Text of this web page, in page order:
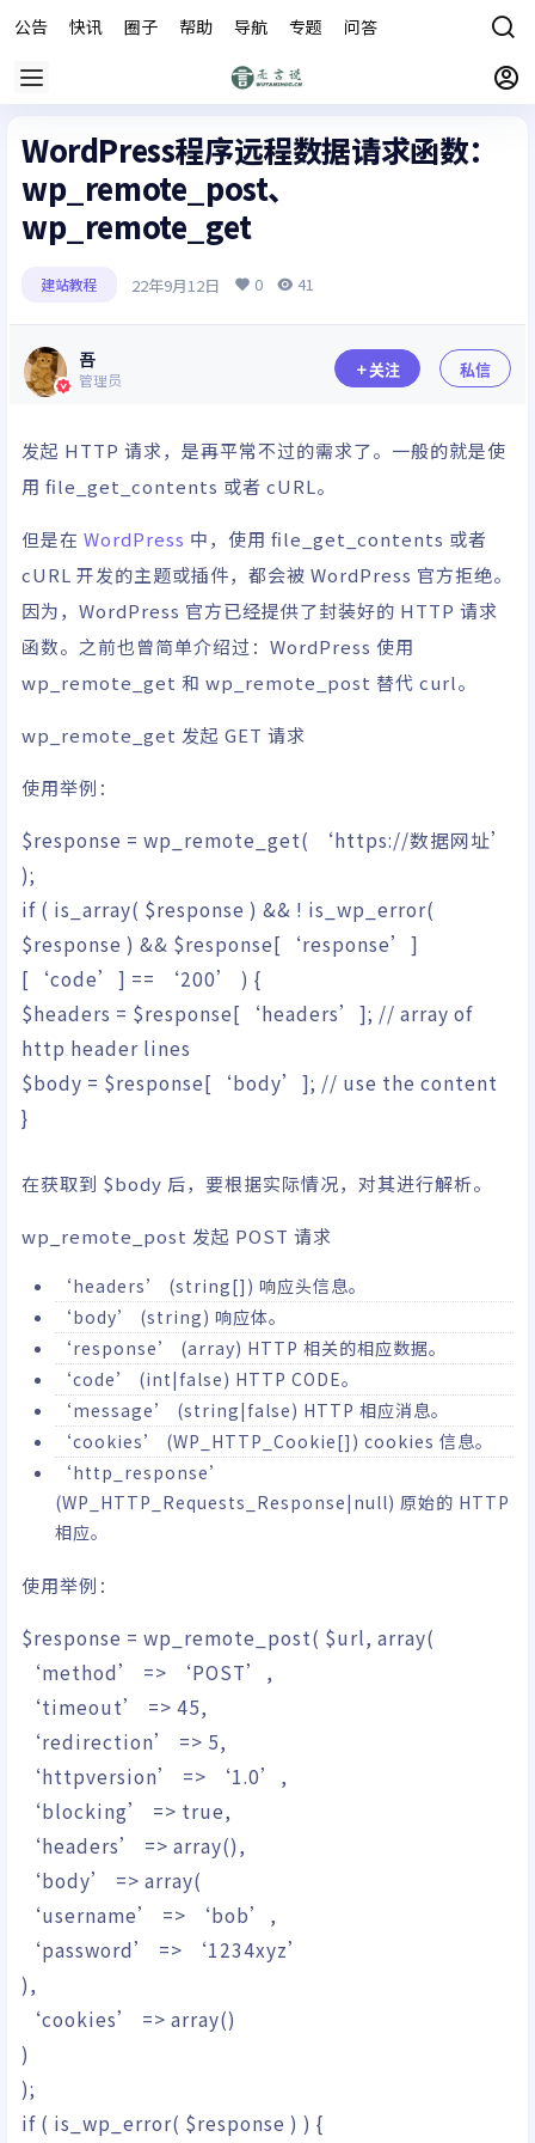
公告 快讯 圈子 帮助 导航 专题 问答
WordPress程序远程数据请求函数：
wp_remote_post、
wp_remote_get
建站教程 22年9月12日 0 41
吾
管理员 关注 私信
发起 HTTP 请求，是再平常不过的需求了。一般的就是使
用 file_get_contents 或者 cURL。
但是在 WordPress 中，使用 file_get_contents 或者
cURL 开发的主题或插件，都会被 WordPress 官方拒绝。
因为，WordPress 官方已经提供了封装好的 HTTP 请求
函数。之前也曾简单介绍过：WordPress 使用
wp_remote_get 和 wp_remote_post 替代 curl。
wp_remote_get 发起 GET 请求
使用举例：
$response = wp_remote_get(
‘https://数据网址’
);
if ( is_array( $response ) && ! is_wp_error(
$response ) && $response[ ‘response’ ]
[ ‘code’ ] == ‘200’ ) {
$headers = $response[ ‘headers’ ]; // array of
http header lines
$body = $response[ ‘body’ ]; // use the content
}
在获取到 $body 后，要根据实际情况，对其进行解析。
wp_remote_post 发起 POST 请求
‘headers’ (string[]) 响应头信息。
‘body’ (string) 响应体。
‘response’ (array) HTTP 相关的相应数据。
‘code’ (int|false) HTTP CODE。
‘message’ (string|false) HTTP 相应消息。
‘cookies’ (WP_HTTP_Cookie[]) cookies 信息。
‘http_response’
(WP_HTTP_Requests_Response|null) 原始的 HTTP
相应。
使用举例：
$response = wp_remote_post( $url, array(
‘method’
=> ‘POST’ ,
‘timeout’
=> 45,
‘redirection’
=> 5,
‘httpversion’
=> ‘1.0’ ,
‘blocking’
=> true,
‘headers’
=> array(),
‘body’
=> array(
‘username’
=> ‘bob’ ,
‘password’
=>
‘1234xyz’
),
‘cookies’
=> array()
)
);
if ( is_wp_error( $response ) ) {